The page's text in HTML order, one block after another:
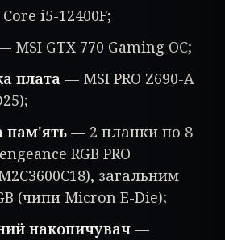
i5-12400F;
MSI GTX 770 Gaming OC;
плата — MSI PRO Z690-A
пам'ять — 2 планки по 8
RGB PRO
загальним
(чипи Micron E-Die);
накопичувач —